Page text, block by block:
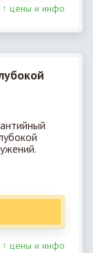
↑ цены и инфо
↑ цены и инфо